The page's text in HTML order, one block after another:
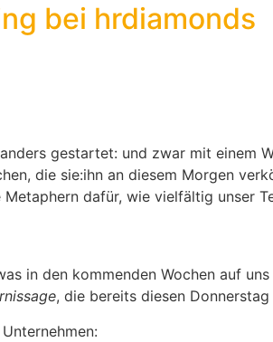
bei hrdiamonds
gestartet: und zwar mit einem
die sie:ihn an diesem Morgen
dafür, wie vielfältig unser
in den kommenden Wochen auf
, die bereits diesen